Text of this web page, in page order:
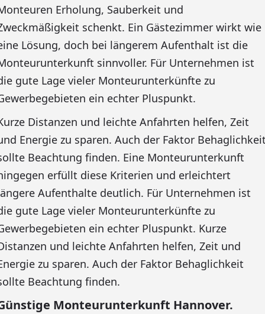
Erholung, Sauberkeit und
schenkt. Ein Gästezimmer wirkt wie
Lösung, doch bei längerem Aufenthalt ist die
sinnvoller. Für Unternehmen ist
gute Lage vieler Monteurunterkünfte zu
ein echter Pluspunkt.
Distanzen und leichte Anfahrten helfen, Zeit
Energie zu sparen. Auch der Faktor
Beachtung finden. Eine Monteurunterkunft
erfüllt diese Kriterien und erleichtert
Aufenthalte deutlich. Für Unternehmen ist
gute Lage vieler Monteurunterkünfte zu
ein echter Pluspunkt. Kurze
und leichte Anfahrten helfen, Zeit und
zu sparen. Auch der Faktor Behaglichkeit
Beachtung finden.
Monteurunterkunft Hannover.